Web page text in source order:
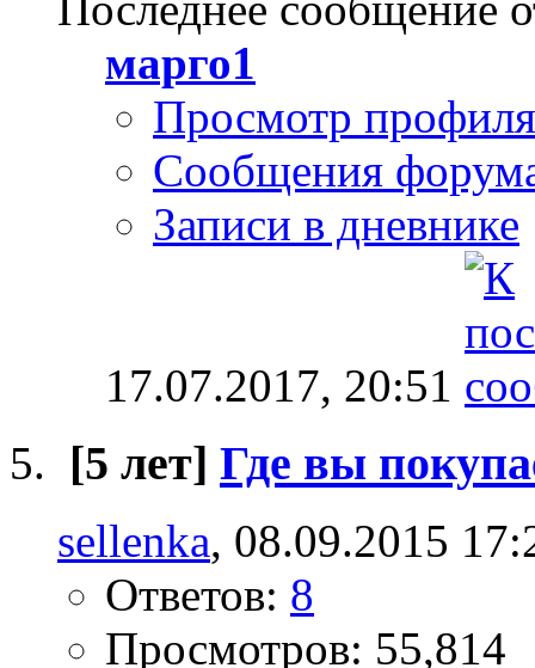
марго1
Просмотр профиля
Сообщения
Записи в дневнике
17.07.2017, 20:51
[5 лет] Где вы
sellenka, 08.09.2015
Ответов: 8
Просмотров: 55,814